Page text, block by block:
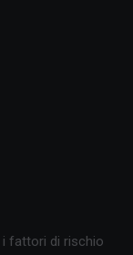
fattori di rischio